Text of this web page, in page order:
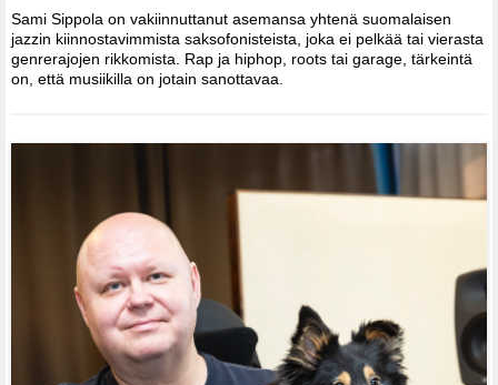
Sami Sippola on vakiinnuttanut asemansa yhtenä suomalaisen
jazzin kiinnostavimmista saksofonisteista, joka ei pelkää tai vierasta
genrerajojen rikkomista. Rap ja hiphop, roots tai garage, tärkeintä
on, että musiikilla on jotain sanottavaa.